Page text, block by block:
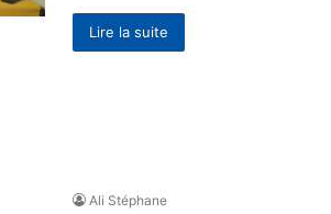
Lire la suite
Ali Stéphane